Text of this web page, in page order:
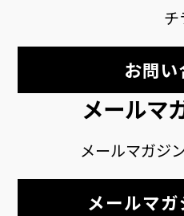
チ
お問
メールマ
メールマガジ
メールマ